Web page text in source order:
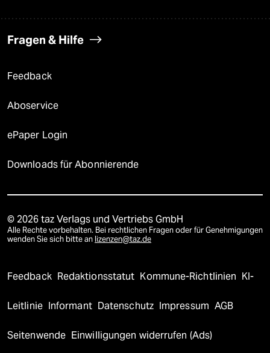
Fragen & Hilfe
Feedback
Aboservice
ePaper Login
Downloads für Abonnierende
© 2026 taz Verlags und Vertriebs GmbH
Alle Rechte vorbehalten. Bei rechtlichen Fragen oder für Genehmigungen
wenden Sie sich bitte an lizenzen@taz.de
Feedback Redaktionsstatut Kommune-Richtlinien KI-
Leitlinie Informant Datenschutz Impressum AGB
Seitenwende Einwilligungen widerrufen (Ads)